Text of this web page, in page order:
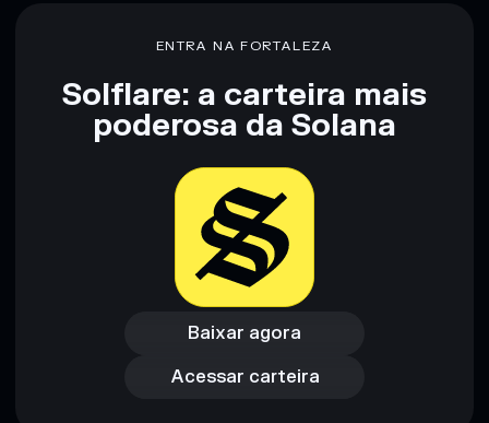
ENTRA NA FORTALEZA
Solflare: a carteira mais
poderosa da Solana
Baixar agora
Baixar agora
Acessar carteira
Acessar carteira